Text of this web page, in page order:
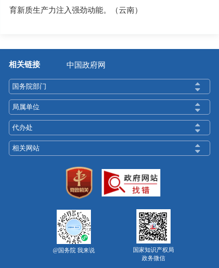
育新质生产力注入强劲动能。（云南）
相关链接 中国政府网
国务院部门
局属单位
代办处
相关网站
@国务院 我来说
国家知识产权局
政务微信